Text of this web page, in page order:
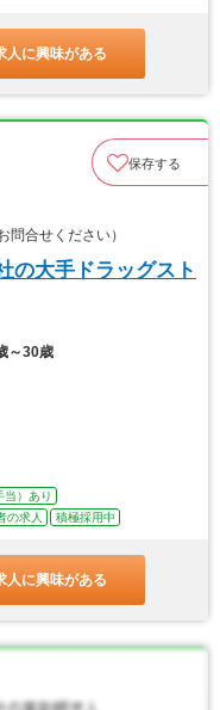
人に興味がある
保存する
合せください）
の大手ドラッグスト
～30歳
当）あり
の求人 積極採用中
人に興味がある